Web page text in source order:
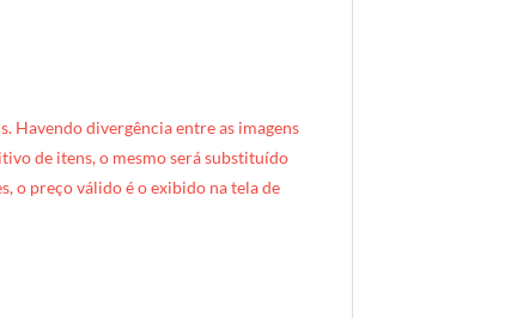
Havendo divergência entre as imagens
de itens, o mesmo será substituído
o preço válido é o exibido na tela de